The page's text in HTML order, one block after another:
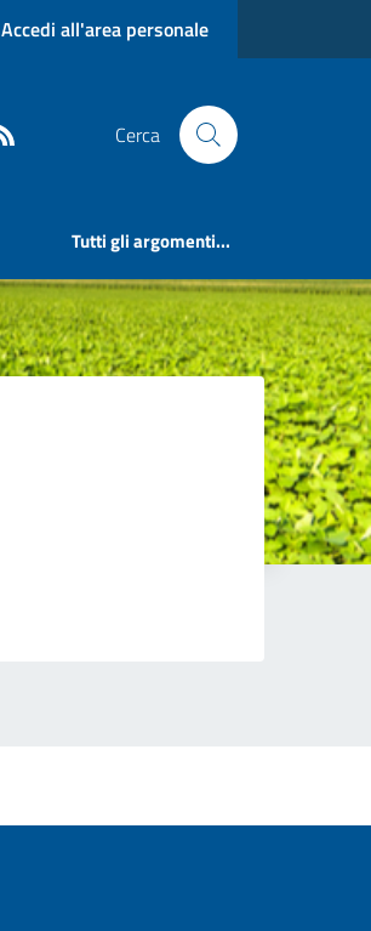
Accedi all'area personale
Cerca
Tutti gli argomenti...